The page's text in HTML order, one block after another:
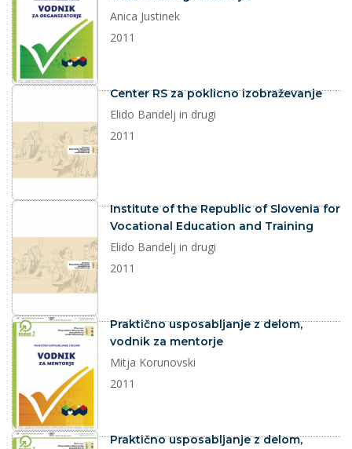
Anica Justinek
2011
dokument
Center RS za poklicno izobraževanje
Elido Bandelj in drugi
2011
dokument
Institute of the Republic of Slovenia for
Vocational Education and Training
Elido Bandelj in drugi
2011
dokument
Praktično usposabljanje z delom,
vodnik za mentorje
Mitja Korunovski
2011
dokument
Praktično usposabljanje z delom,